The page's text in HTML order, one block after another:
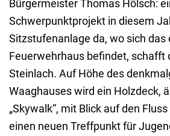
Bürgermeister Thomas Hölsch:
Schwerpunktprojekt in diesem
Sitzstufenanlage da, wo sich das
Feuerwehrhaus befindet, schafft
Steinlach. Auf Höhe des
Waaghauses wird ein Holzdeck,
„Skywalk“, mit Blick auf den
einen neuen Treffpunkt für